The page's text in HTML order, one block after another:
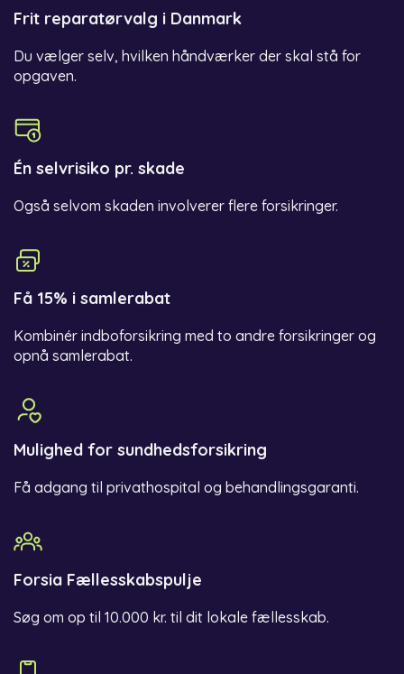
Frit reparatørvalg i Danmark
Du vælger selv, hvilken håndværker der skal stå for
opgaven.
Én selvrisiko pr. skade
Også selvom skaden involverer flere forsikringer.
Få 15% i samlerabat
Kombinér indboforsikring med to andre forsikringer og
opnå samlerabat.
Mulighed for sundhedsforsikring
Få adgang til privathospital og behandlingsgaranti.
Forsia Fællesskabspulje
Søg om op til 10.000 kr. til dit lokale fællesskab.